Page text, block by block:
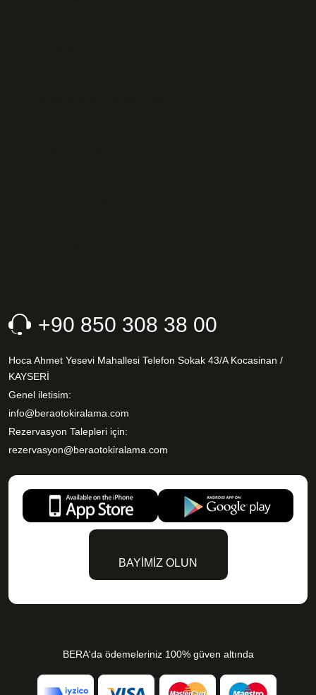
+90 850 308 38 00
Hoca Ahmet Yesevi Mahallesi Telefon Sokak 43/A Kocasinan /
KAYSERİ
Genel iletisim:
info@beraotokiralama.com
Rezervasyon Talepleri için:
rezervasyon@beraotokiralama.com
BAYİMİZ OLUN
BERA'da ödemeleriniz 100% güven altında